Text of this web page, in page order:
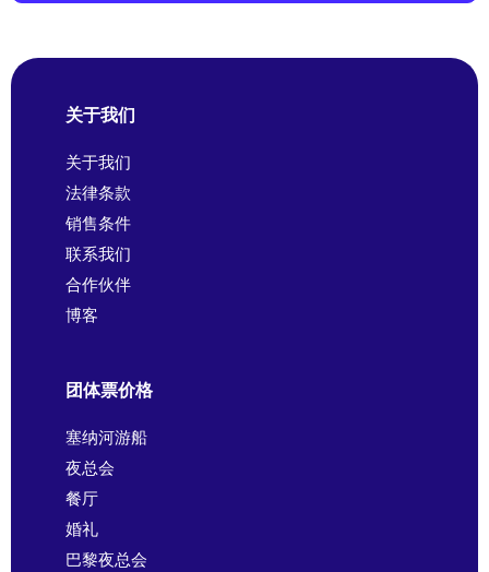
关于我们
关于我们
法律条款
销售条件
联系我们
合作伙伴
博客
团体票价格
塞纳河游船
夜总会
餐厅
婚礼
巴黎夜总会